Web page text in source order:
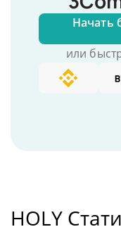
Начать
или
HOLY